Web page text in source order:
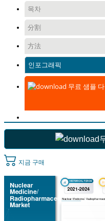
목차
分割
方法
인포그래픽
무료 샘플
지금 구매